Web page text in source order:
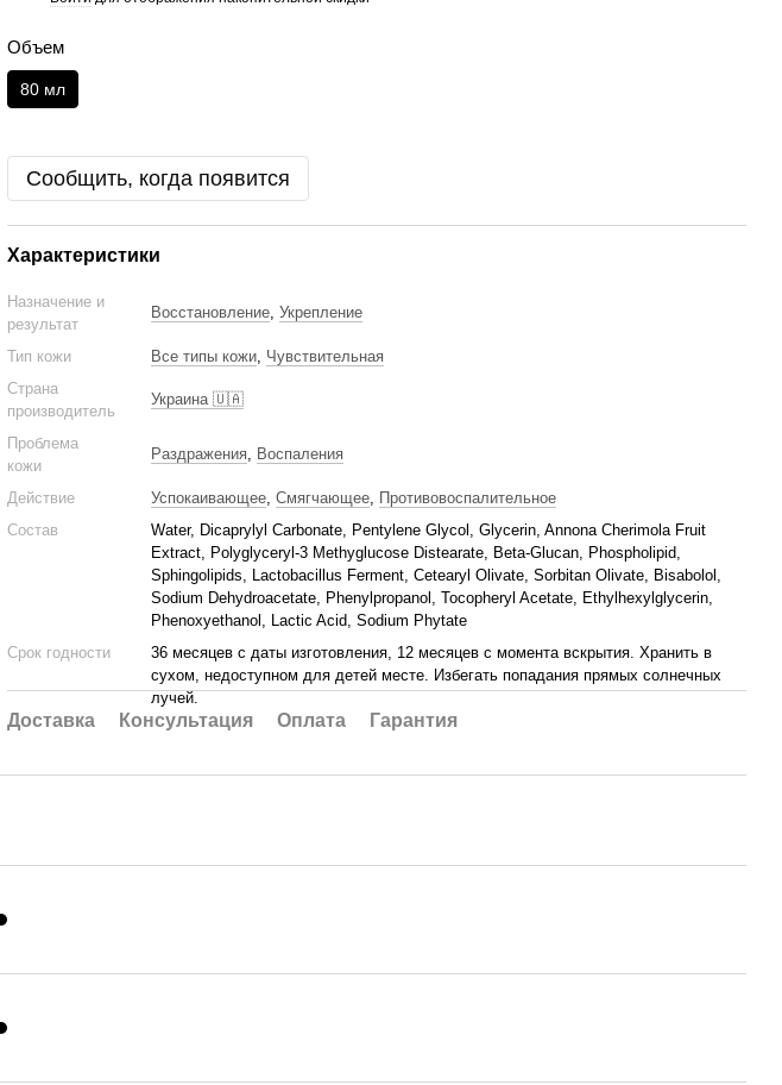
Объем
80 мл
Сообщить, когда появится
Характеристики
Назначение и
результат
Восстановление, Укрепление
Тип кожи Все типы кожи, Чувствительная
Страна
производитель
Украина 🇺🇦
Проблема
кожи
Раздражения, Воспаления
Действие Успокаивающее, Смягчающее, Противовоспалительное
Состав
Water, Dicaprylyl Carbonate, Pentylene Glycol, Glycerin, Annona Cherimola Fruit
Extract, Polyglyceryl-3 Methyglucose Distearate, Beta-Glucan, Phospholipid,
Sphingolipids, Lactobacillus Ferment, Cetearyl Olivаte, Sorbitan Olivate, Bisabolol,
Sodium Dehydroacetate, Phenylpropanol, Tocopheryl Acetate, Ethylhexylglycerin,
Phenoxyethanol, Lactic Acid, Sodium Phytate
Срок годности
36 месяцев с даты изготовления, 12 месяцев с момента вскрытия. Хранить в
сухом, недоступном для детей месте. Избегать попадания прямых солнечных
лучей.
Доставка Консультация Оплата Гарантия